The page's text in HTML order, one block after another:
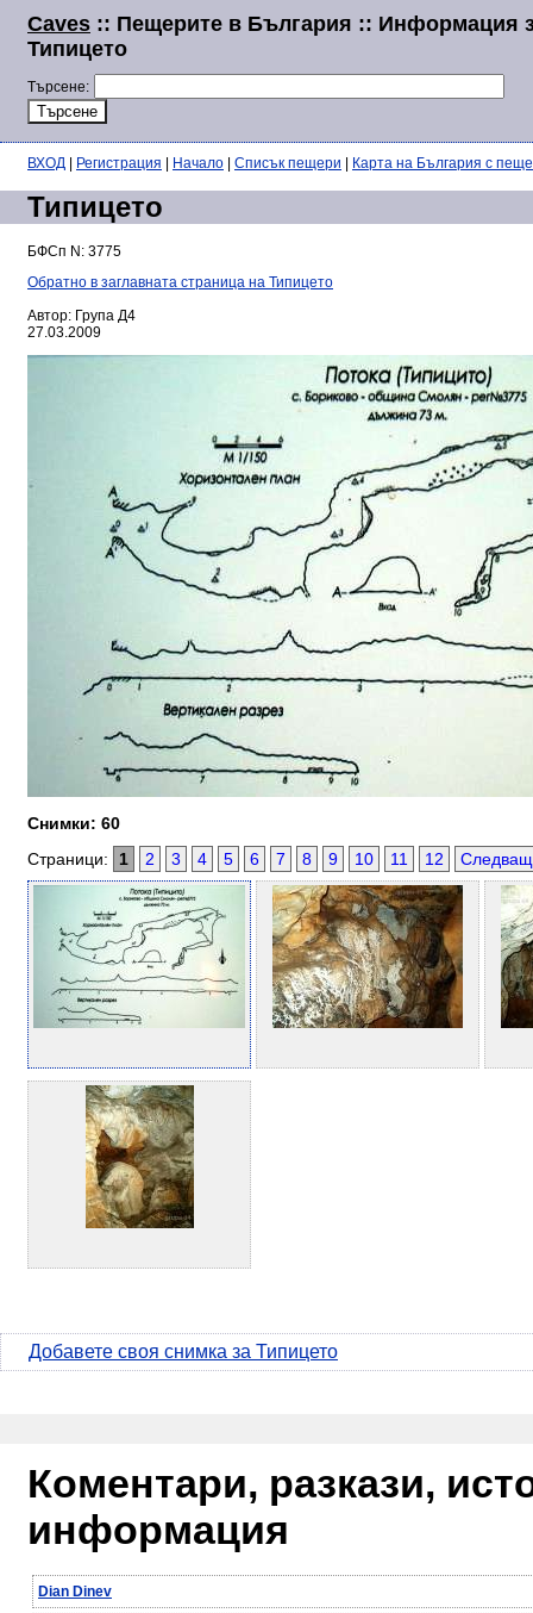
Caves :: Пещерите в България :: Информация
Типицето
Търсене:
ВХОД Регистрация Начало Списък пещери Карта на България с
Типицето
БФСп N: 3775
Обратно в заглавната страница на Типицето
Автор: Група Д4
27.03.2009
Снимки: 60
Страници:
1 2 3 4 5 6 7 8 9 10 11 12
Добавете своя снимка за Типицето
Коментари, разкази,
информация
Dian Dinev